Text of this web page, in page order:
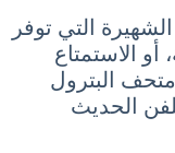
التي توفر
أو الاستمتاع
متحف البترول
الحديث